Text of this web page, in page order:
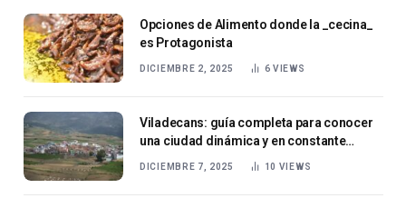
Opciones de Alimento donde la _cecina_
es Protagonista
DICIEMBRE 2, 2025 6VIEWS
Viladecans: guía completa para conocer
una ciudad dinámica y en constante
DICIEMBRE 7, 2025 10 VIEWS